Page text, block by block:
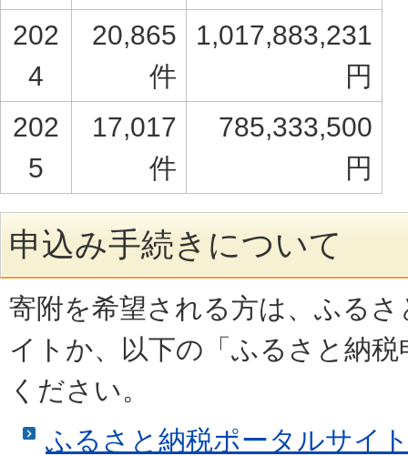
202
4
20,865
件
1,017,883,231
円
202
5
17,017
件
785,333,500
円
申込み手続きについて
寄附を希望される方は、ふる
イトか、以下の「ふるさと納
ください。
ふるさと納税ポータルサイ